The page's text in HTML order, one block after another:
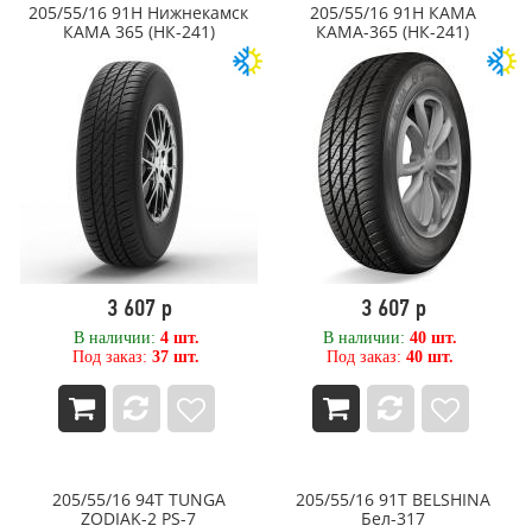
280
285
295
3,25
30
30,50
300
305
31
310
32
320
325
33
335
350
EVERGREEN
Exmile
Falken
FIREMAX
Firestone
FORCELAND
Forerunner
Formula
Fortune
Forward
FORZA
Fulda
Galaxy (Yokohama ATG)
General
General Tire
Gislaved
GiTi
GOODRIDE
GRI
205/55/16 91H Нижнекамск
КАМА 365 (НК-241)
3 607 р
В наличии: 4 шт.
Под заказ:37 шт.
205/55/16 91H КАМА
КАМА-365 (НК-241)
3 607 р
В наличии:40 шт.
Под заказ:40 шт.
205/55/16 94T TUNGA
ZODIAK-2 PS-7
205/55/16 91T BELSHINA
Бел-317